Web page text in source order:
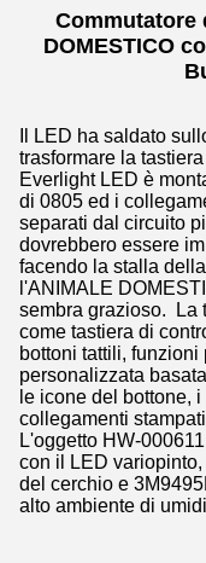
Commutatore
DOMESTICO
Il LED ha saldato
trasformare la
Everlight LED è
di 0805 ed i
separati dal circuito
dovrebbero essere
facendo la stalla
l'ANIMALE
sembra grazioso. La
come tastiera di
bottoni tattili,
personalizzata
le icone del bottone,
collegamenti
L'oggetto HW-
con il LED
del cerchio e
alto ambiente di